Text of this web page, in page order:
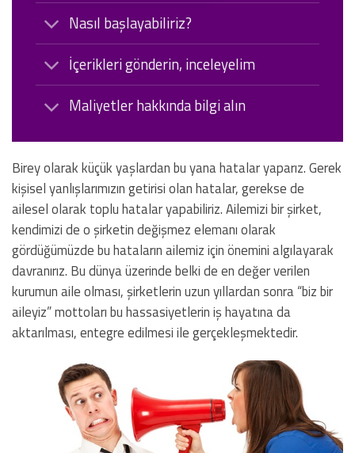
Nasıl başlayabiliriz?
İçerikleri gönderin, inceleyelim
Maliyetler hakkında bilgi alın
Birey olarak küçük yaşlardan bu yana hatalar yaparız. Gerek
kişisel yanlışlarımızın getirisi olan hatalar, gerekse de
ailesel olarak toplu hatalar yapabiliriz. Ailemizi bir şirket,
kendimizi de o şirketin değişmez elemanı olarak
gördüğümüzde bu hataların ailemiz için önemini algılayarak
davranırız. Bu dünya üzerinde belki de en değer verilen
kurumun aile olması, şirketlerin uzun yıllardan sonra “biz bir
aileyiz” mottoları bu hassasiyetlerin iş hayatına da
aktarılması, entegre edilmesi ile gerçekleşmektedir.